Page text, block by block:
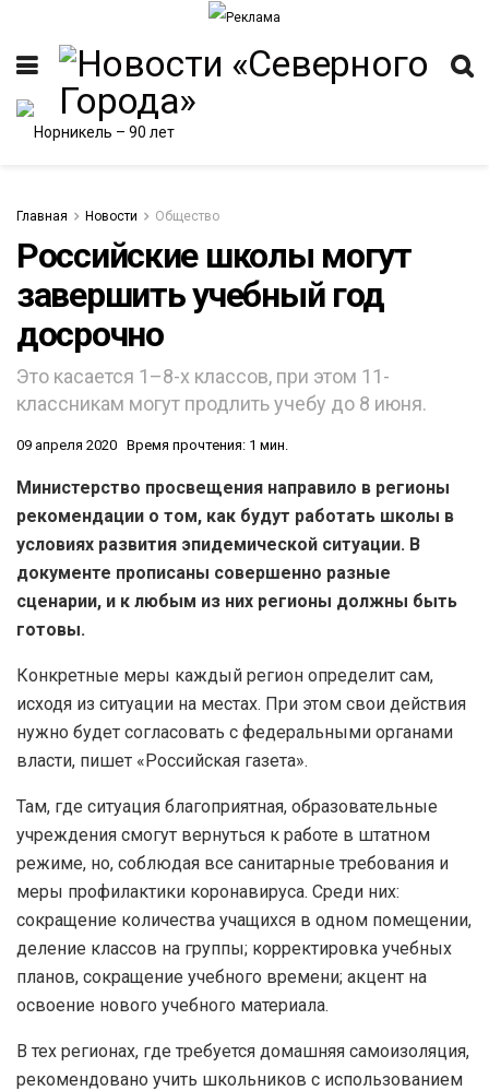
Главная Новости Общество
Российские школы могут
завершить учебный год
досрочно
Это касается 1–8-х классов, при этом 11-
классникам могут продлить учебу до 8 июня.
09 апреля 2020 Время прочтения: 1 мин.
Министерство просвещения направило в регионы
рекомендации о том, как будут работать школы в
условиях развития эпидемической ситуации. В
документе прописаны совершенно разные
сценарии, и к любым из них регионы должны быть
готовы.
Конкретные меры каждый регион определит сам,
исходя из ситуации на местах. При этом свои действия
нужно будет согласовать с федеральными органами
власти, пишет «Российская газета».
Там, где ситуация благоприятная, образовательные
учреждения смогут вернуться к работе в штатном
режиме, но, соблюдая все санитарные требования и
меры профилактики коронавируса. Среди них:
сокращение количества учащихся в одном помещении,
деление классов на группы; корректировка учебных
планов, сокращение учебного времени; акцент на
освоение нового учебного материала.
В тех регионах, где требуется домашняя самоизоляция,
рекомендовано учить школьников с использованием